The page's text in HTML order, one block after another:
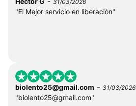
31/03/2026
"El Mejor servicio en liberación"
biolento25@gmail.com - 31/03/2026
"biolento25@gmail.com"